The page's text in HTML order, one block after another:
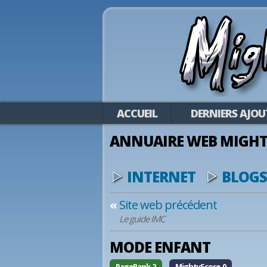
ACCUEIL DERNIERS
ANNUAIRE WEB
INTERNET
BLOGS
«Site web précédent
Le guide IMC
MODE ENFANT